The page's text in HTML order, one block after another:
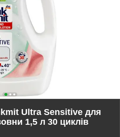
Ultra Sensitive для
1,5 л 30 циклів